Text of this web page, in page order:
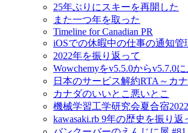
25年ぶりにスキーを再開した
また一つ年を取った
Timeline for Canadian PR
iOSでの休暇中の仕事の通知管
2022年を振り返って
Wowchemyをv5.5.0からv5.7.0
日本のサービス解約RTA～カ
カナダのいいとこ悪いとこ
機械学習工学研究会夏合宿
kawasaki.rb 9年の歴史を振り返